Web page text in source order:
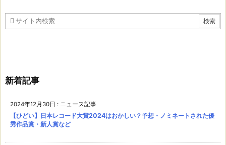
新着記事
2024年12月30日 : ニュース記事
【ひどい】日本レコード大賞2024はおかしい？予想・ノミネートされた優
秀作品賞・新人賞など